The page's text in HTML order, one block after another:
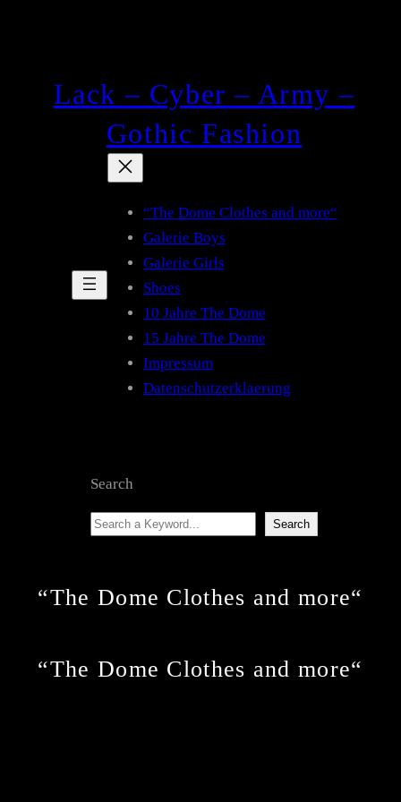
Lack – Cyber – Army –
Gothic Fashion
“The Dome Clothes and more“
Galerie Boys
Galerie Girls
Shoes
10 Jahre The Dome
15 Jahre The Dome
Impressum
Datenschutzerklaerung
Search
Suchen Search
“The Dome Clothes and more“
“The Dome Clothes and more“